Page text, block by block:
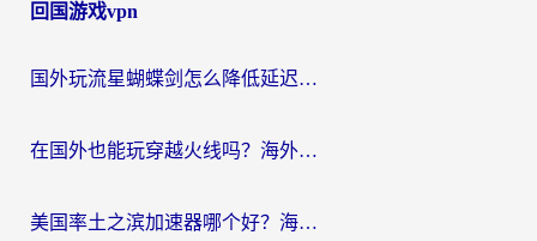
回国游戏vpn
国外玩流星蝴蝶剑怎么降低延迟？海外党必看的加速秘籍（含欧洲鸣潮&彩虹岛优化攻略）
在国外也能玩穿越火线吗？海外玩家国服游戏畅玩终极指南
美国率土之滨加速器哪个好？海外党国服游戏畅玩终极指南（附多游戏解决方案）